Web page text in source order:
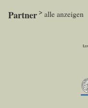
Partner alle anzeigen